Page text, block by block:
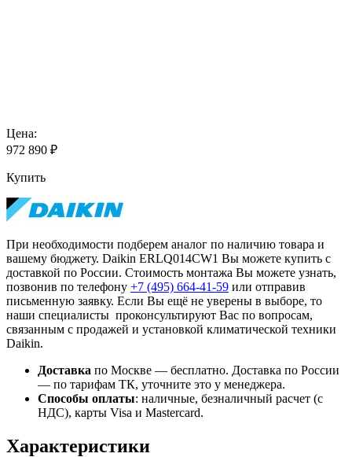
Цена:
972 890 ₽
Купить
При необходимости подберем аналог по наличию товара и
вашему бюджету. Daikin ERLQ014CW1 Вы можете купить с
доставкой по России. Стоимость монтажа Вы можете узнать,
позвонив по телефону +7 (495) 664-41-59 или отправив
письменную заявку. Если Вы ещё не уверены в выборе, то
наши специалисты проконсультируют Вас по вопросам,
связанным с продажей и установкой климатической техники
Daikin.
Доставка по Москве — бесплатно. Доставка по России
— по тарифам ТК, уточните это у менеджера.
Способы оплаты: наличные, безналичный расчет (с
НДС), карты Visa и Mastercard.
Характеристики